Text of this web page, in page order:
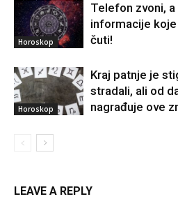
Horoskop
Telefon zvoni,
informacije
čuti!
Horoskop
Kraj patnje je
stradali, ali od
nagrađuje ove
LEAVE A REPLY